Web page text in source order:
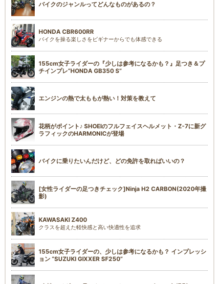
バイクのジャンルってどんなものがあるの？
HONDA CBR600RR
バイクを操る楽しさをビギナーからでも体感できる
155cm女子ライダーの『少しは参考になるかも？』足つき＆プ
チインプレ“HONDA GB350 S”
エンジンの熱で太ももが熱い！対策を教えて
花柄がポイント♪ SHOEIのフルフェイスヘルメット・Z-7に新グ
ラフィックのHARMONICが登場
バイクに乗りたいんだけど、どの免許を取ればいいの？
[女性ライダーの足つきチェック]Ninja H2 CARBON(2020年撮
影)
KAWASAKI Z400
クラスを超えた軽快感と高い快適性を追求
155cm女子ライダーの、少しは参考になるかも？ インプレッシ
ョン “SUZUKI GIXXER SF250”